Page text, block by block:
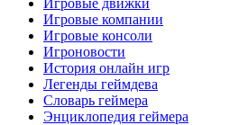
Игровые компании
Игровые консоли
Игроновости
История онлайн игр
Легенды геймдева
Словарь геймера
Энциклопедия геймера